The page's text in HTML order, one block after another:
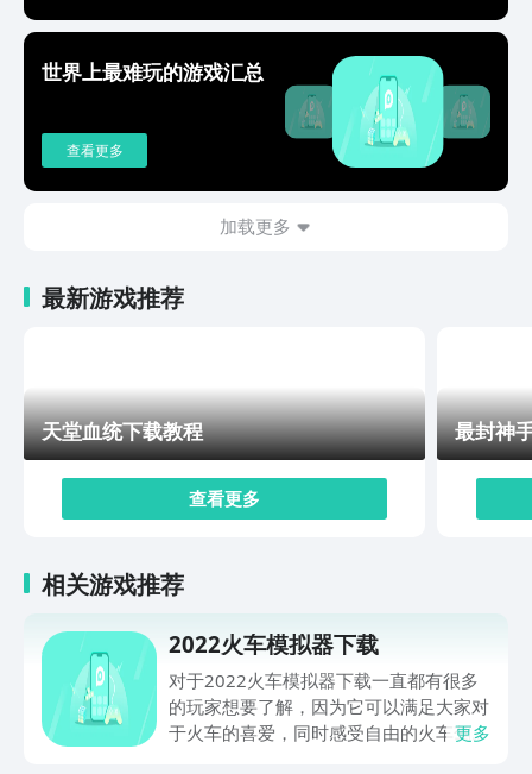
可以下载试一下。
世界上最难玩的游戏汇总
查看更多
加载更多
最新游戏推荐
天堂血统下载教程
查看更多
最封神
相关游戏推荐
2022火车模拟器下载
对于2022火车模拟器下载一直都有很多
的玩家想要了解，因为它可以满足大家对
于火车的喜爱，同时感受自由的火车驾驶
更多